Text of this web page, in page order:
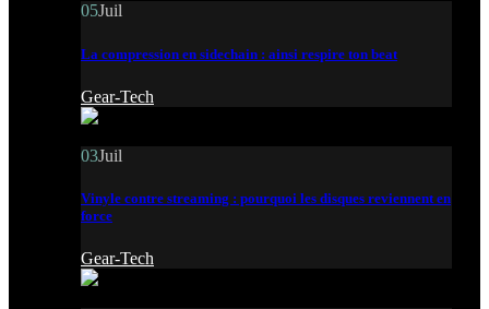
05Juil
La compression en sidechain : ainsi respire ton beat
Gear-Tech
03Juil
Vinyle contre streaming : pourquoi les disques reviennent en
force
Gear-Tech